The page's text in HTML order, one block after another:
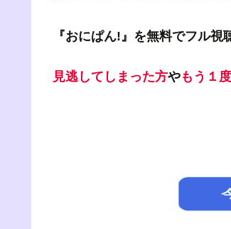
『おにぱん!』を無料でフル
見逃してしまった方やもう１